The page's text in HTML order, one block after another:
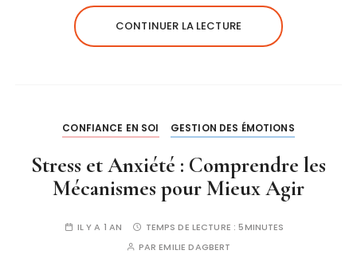
CONTINUER LA LECTURE
CONFIANCE EN SOI GESTION DES ÉMOTIONS
Stress et Anxiété : Comprendre les
Mécanismes pour Mieux Agir
IL Y A 1 AN TEMPS DE LECTURE :5MINUTES
PAREMILIE DAGBERT